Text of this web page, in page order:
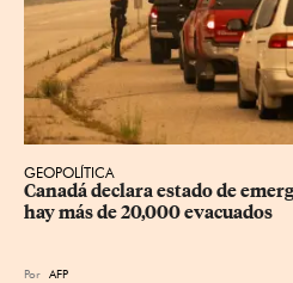
GEOPOLÍTICA
Canadá declara estado de
hay más de 20,000 evacuados
Por AFP